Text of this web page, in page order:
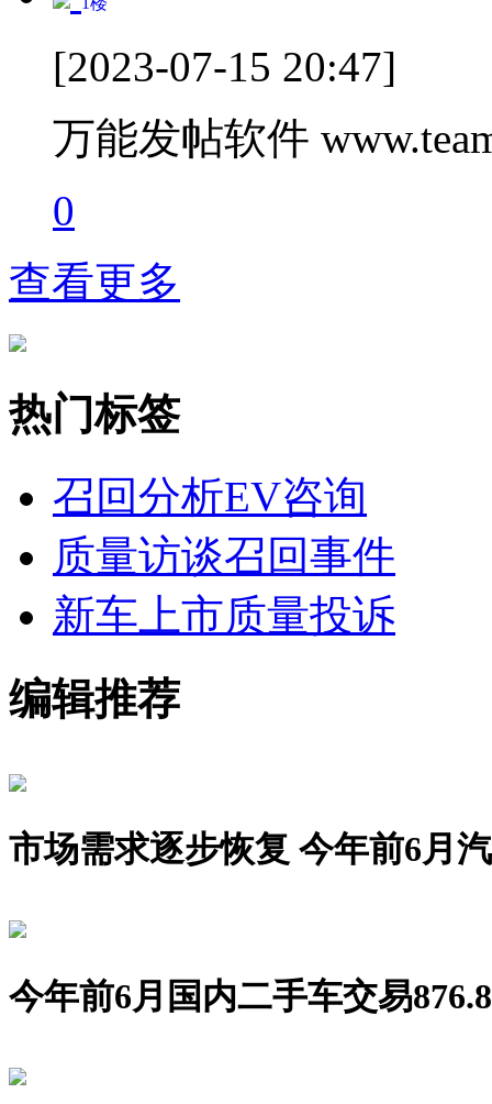
[2023-07-15 20:47]
万能发帖软件
0
查看更多
热门标签
召回分析EV咨询
质量访谈召回事件
新车上市质量投诉
编辑推荐
市场需求逐步恢复 今年前6月
今年前6月国内二手车交易